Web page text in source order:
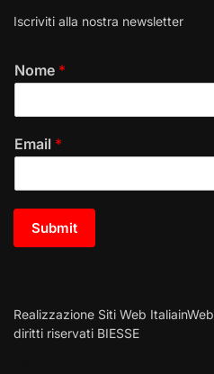
Iscriviti alla nostra newsletter
Nome *
Email *
Submit
Realizzazione Siti Web ItaliainWeb
diritti riservati BIESSE